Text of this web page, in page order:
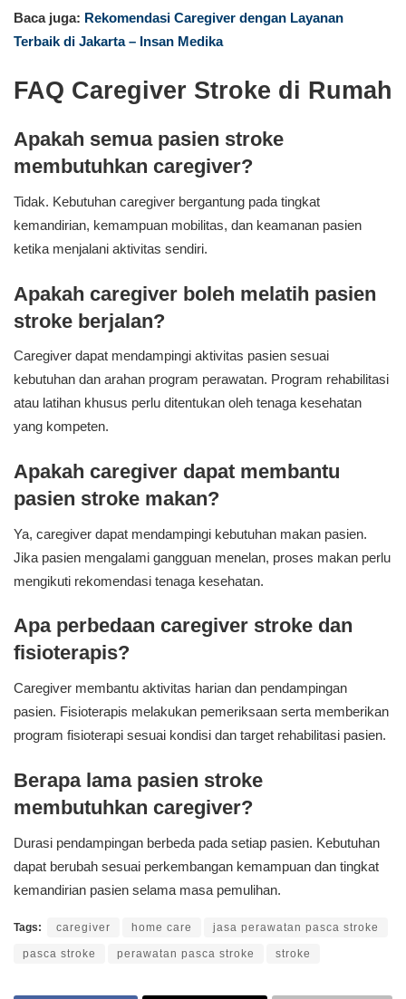
Baca juga: Rekomendasi Caregiver dengan Layanan
Terbaik di Jakarta – Insan Medika
FAQ Caregiver Stroke di Rumah
Apakah semua pasien stroke
membutuhkan caregiver?
Tidak. Kebutuhan caregiver bergantung pada tingkat
kemandirian, kemampuan mobilitas, dan keamanan pasien
ketika menjalani aktivitas sendiri.
Apakah caregiver boleh melatih pasien
stroke berjalan?
Caregiver dapat mendampingi aktivitas pasien sesuai
kebutuhan dan arahan program perawatan. Program rehabilitasi
atau latihan khusus perlu ditentukan oleh tenaga kesehatan
yang kompeten.
Apakah caregiver dapat membantu
pasien stroke makan?
Ya, caregiver dapat mendampingi kebutuhan makan pasien.
Jika pasien mengalami gangguan menelan, proses makan perlu
mengikuti rekomendasi tenaga kesehatan.
Apa perbedaan caregiver stroke dan
fisioterapis?
Caregiver membantu aktivitas harian dan pendampingan
pasien. Fisioterapis melakukan pemeriksaan serta memberikan
program fisioterapi sesuai kondisi dan target rehabilitasi pasien.
Berapa lama pasien stroke
membutuhkan caregiver?
Durasi pendampingan berbeda pada setiap pasien. Kebutuhan
dapat berubah sesuai perkembangan kemampuan dan tingkat
kemandirian pasien selama masa pemulihan.
Tags: caregiver home care jasa perawatan pasca stroke
pasca stroke perawatan pasca stroke stroke